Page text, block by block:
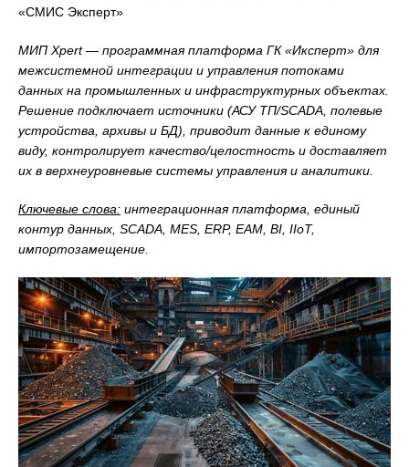
«СМИС Эксперт»
МИП Xpert — программная платформа ГК «Иксперт» для
межсистемной интеграции и управления потоками
данных на промышленных и инфраструктурных объектах.
Решение подключает источники (АСУ ТП/SCADA, полевые
устройства, архивы и БД), приводит данные к единому
виду, контролирует качество/целостность и доставляет
их в верхнеуровневые системы управления и аналитики.
Ключевые слова: интеграционная платформа, единый
контур данных, SCADA, MES, ERP, EAM, BI, IIoT,
импортозамещение.